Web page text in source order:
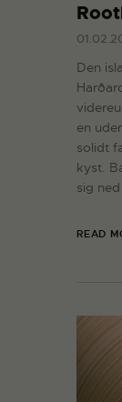
Den
en
solidt
kyst.
sig
READ